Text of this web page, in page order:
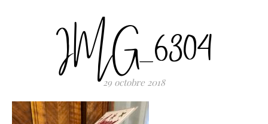
IMG_6304
29 octobre 2018